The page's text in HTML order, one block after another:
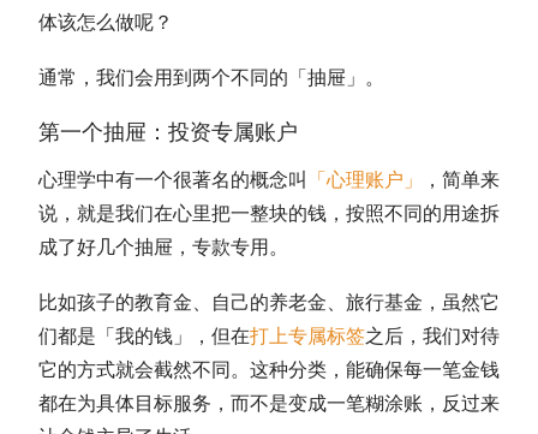
体该怎么做呢？
通常，我们会用到两个不同的「抽屉」。
第一个抽屉：投资专属账户
心理学中有一个很著名的概念叫 「心理账户」
，简单来
说，就是我们在心里把一整块的钱，按照不同的用途拆
成了好几个抽屉，专款专用。
比如孩子的教育金、自己的养老金、旅行基金，虽然它
们都是「我的钱」，但在打上专属标签之后，我们对待
它的方式就会截然不同。这种分类，能确保每一笔金钱
都在为具体目标服务，而不是变成一笔糊涂账，反过来